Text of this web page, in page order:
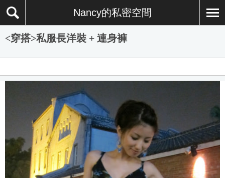
Nancy的私密空間
<穿搭>私服長洋裝 + 連身褲